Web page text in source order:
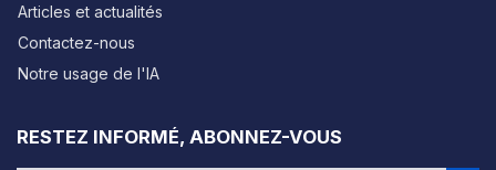
Articles et actualités
Contactez-nous
Notre usage de l'IA
RESTEZ INFORMÉ, ABONNEZ-VOUS